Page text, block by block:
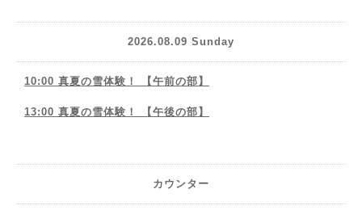
2026.08.09 Sunday
10:00 真夏の雪体験！ 【午前の部】
13:00 真夏の雪体験！ 【午後の部】
カウンター